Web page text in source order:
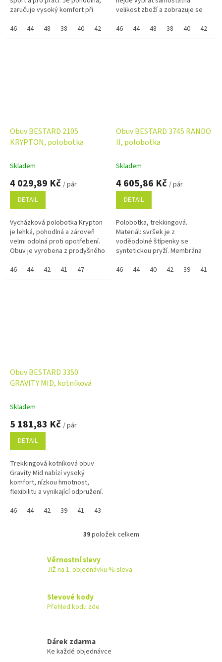
zaručuje vysoký komfort při
silnicích je na patě...
46 44 48 38 40 42 39 41 43 45 37 47
velikost zboží a zobrazuje se
poznámky na konci objednávky.
Využijte...
46 44 48 38 40 42
Obuv BESTARD 2105
KRYPTON, polobotka
Skladem
4 029,89 Kč / pár
DETAIL
Vycházková polobotka Krypton
je lehká, pohodlná a zároveň
velmi odolná proti opotřebení.
Obuv je vyrobena z prodyšného
PET materiálu, který se...
46 44 42 41 47
Obuv BESTARD 3745 RANDO
II, polobotka
Skladem
4 605,86 Kč / pár
DETAIL
Polobotka, trekkingová.
Materiál: svršek je z
voděodolné štípenky se
syntetickou pryží. Membrána
podešev Vibram® Tubava + EVA.
46 44 40 42 39 41
Obuv BESTARD 3350
GRAVITY MID, kotníková
Skladem
5 181,83 Kč / pár
DETAIL
Trekkingová kotníková obuv
Gravity Mid nabízí vysoký
komfort, nízkou hmotnost,
flexibilitu a vynikající odpružení.
Surround® zajišťuje vysokou
46 44 42 39 41 43
O
á
y
39položek celkem
Věrnostní slevy
JIŽ na 1. objednávku % sleva
Slevové kody
Přehled kodu zde
Dárek zdarma
Ke každé objednávce